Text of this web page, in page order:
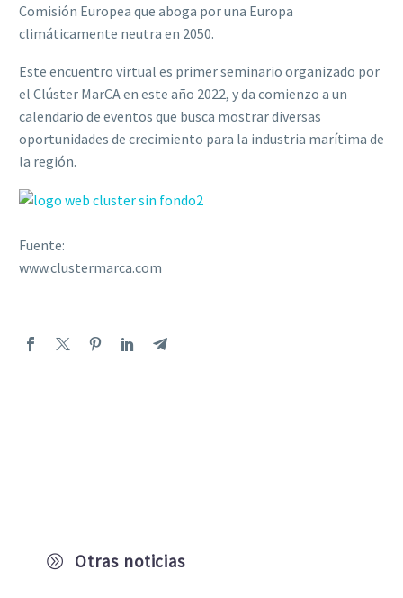
A Otras noticias
Comisión Europea que aboga por una Europa
climáticamente neutra en 2050.
Este encuentro virtual es primer seminario organizado por
el Clúster MarCA en este año 2022, y da comienzo a un
calendario de eventos que busca mostrar diversas
oportunidades de crecimiento para la industria marítima de
la región.
Fuente:
www.clustermarca.com